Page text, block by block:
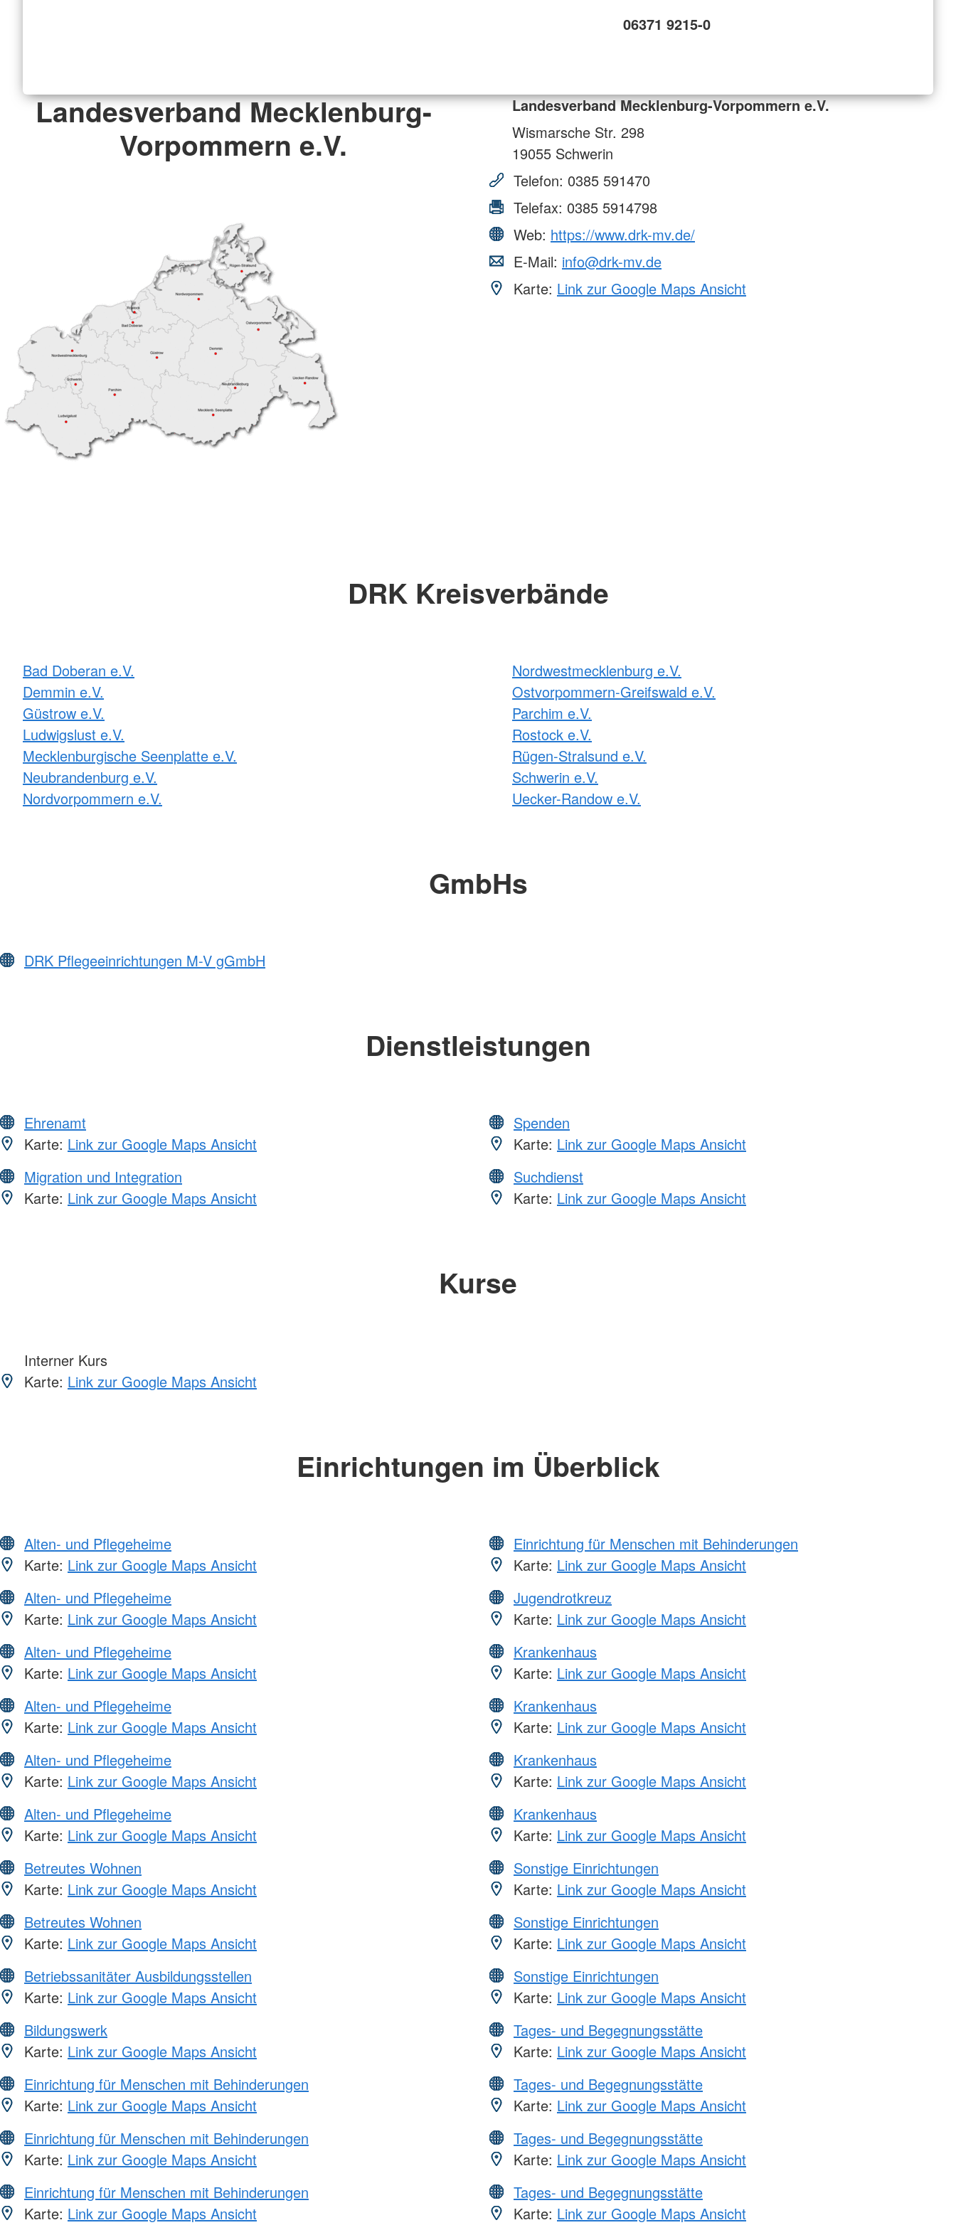
06371 9215-0
Landesverband Mecklenburg-
Vorpommern e.V.
Landesverband Mecklenburg-Vorpommern e.V.
Wismarsche Str. 298
19055 Schwerin
Telefon: 0385 591470
Telefax: 0385 5914798
Web: https://www.drk-mv.de/
E-Mail: info@drk-mv.de
Karte: Link zur Google Maps Ansicht
DRK Kreisverbände
Bad Doberan e.V.
Demmin e.V.
Güstrow e.V.
Ludwigslust e.V.
Mecklenburgische Seenplatte e.V.
Neubrandenburg e.V.
Nordvorpommern e.V.
Nordwestmecklenburg e.V.
Ostvorpommern-Greifswald e.V.
Parchim e.V.
Rostock e.V.
Rügen-Stralsund e.V.
Schwerin e.V.
Uecker-Randow e.V.
GmbHs
DRK Pflegeeinrichtungen M-V gGmbH
Dienstleistungen
Ehrenamt
Karte: Link zur Google Maps Ansicht
Migration und Integration
Karte: Link zur Google Maps Ansicht
Spenden
Karte: Link zur Google Maps Ansicht
Suchdienst
Karte: Link zur Google Maps Ansicht
Kurse
Interner Kurs
Karte: Link zur Google Maps Ansicht
Einrichtungen im Überblick
Alten- und Pflegeheime
Karte: Link zur Google Maps Ansicht
Alten- und Pflegeheime
Karte: Link zur Google Maps Ansicht
Alten- und Pflegeheime
Karte: Link zur Google Maps Ansicht
Alten- und Pflegeheime
Karte: Link zur Google Maps Ansicht
Alten- und Pflegeheime
Karte: Link zur Google Maps Ansicht
Alten- und Pflegeheime
Karte: Link zur Google Maps Ansicht
Betreutes Wohnen
Karte: Link zur Google Maps Ansicht
Betreutes Wohnen
Karte: Link zur Google Maps Ansicht
Betriebssanitäter Ausbildungsstellen
Karte: Link zur Google Maps Ansicht
Bildungswerk
Karte: Link zur Google Maps Ansicht
Einrichtung für Menschen mit Behinderungen
Karte: Link zur Google Maps Ansicht
Einrichtung für Menschen mit Behinderungen
Karte: Link zur Google Maps Ansicht
Einrichtung für Menschen mit Behinderungen
Karte: Link zur Google Maps Ansicht
Einrichtung für Menschen mit Behinderungen
Karte: Link zur Google Maps Ansicht
Jugendrotkreuz
Karte: Link zur Google Maps Ansicht
Krankenhaus
Karte: Link zur Google Maps Ansicht
Krankenhaus
Karte: Link zur Google Maps Ansicht
Krankenhaus
Karte: Link zur Google Maps Ansicht
Krankenhaus
Karte: Link zur Google Maps Ansicht
Sonstige Einrichtungen
Karte: Link zur Google Maps Ansicht
Sonstige Einrichtungen
Karte: Link zur Google Maps Ansicht
Sonstige Einrichtungen
Karte: Link zur Google Maps Ansicht
Tages- und Begegnungsstätte
Karte: Link zur Google Maps Ansicht
Tages- und Begegnungsstätte
Karte: Link zur Google Maps Ansicht
Tages- und Begegnungsstätte
Karte: Link zur Google Maps Ansicht
Tages- und Begegnungsstätte
Karte: Link zur Google Maps Ansicht